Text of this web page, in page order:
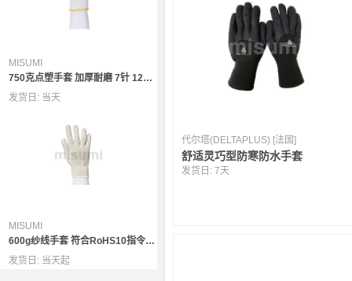
MISUMI
750克点塑手套 加厚耐磨 7针 12副/袋
发货日: 当天
MISUMI
600g纱线手套 符合RoHS10指令要求 涤棉新料 10针本白 12副/袋
发货日: 当天起
代尔塔(DELTAPLUS) [法国]
舒适灵巧型防寒防水手套
发货日:7天